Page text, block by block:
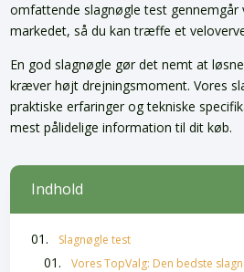
omfattende slagnøgle test gennemgår
markedet, så du kan træffe et
En god slagnøgle gør det nemt at
kræver højt drejningsmoment. Vores
praktiske erfaringer og tekniske
mest pålidelige information til dit køb.
Indhold
Slagnøgle test
Vores TopValg: Den bedste